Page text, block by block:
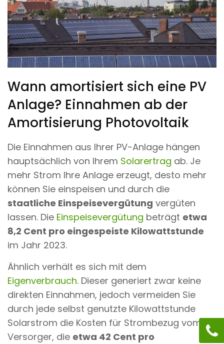
Wann amortisiert sich eine PV
Anlage? Einnahmen ab der
Amortisierung Photovoltaik
Die Einnahmen aus Ihrer PV-Anlage hängen
hauptsächlich von Ihrem Solarertrag ab. Je
mehr Strom Ihre Anlage erzeugt, desto mehr
können Sie einspeisen und durch die
staatliche Einspeisevergütung vergüten
lassen. Die Einspeisevergütung beträgt etwa
8,2 Cent pro eingespeiste Kilowattstunde
im Jahr 2023.
Ähnlich verhält es sich mit dem
Eigenverbrauch. Dieser generiert zwar keine
direkten Einnahmen, jedoch vermeiden Sie
durch jede selbst genutzte Kilowattstunde
Solarstrom die Kosten für Strombezug vom
Versorger, die etwa 42 Cent pro